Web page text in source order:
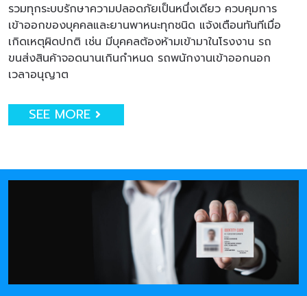
รวมทุกระบบรักษาความปลอดภัยเป็นหนึ่งเดียว ควบคุมการ
เข้าออกของบุคคลและยานพาหนะทุกชนิด แจ้งเตือนทันทีเมื่อ
เกิดเหตุผิดปกติ เช่น มีบุคคลต้องห้ามเข้ามาในโรงงาน รถ
ขนส่งสินค้าจอดนานเกินกำหนด รถพนักงานเข้าออกนอก
เวลาอนุญาต
SEE MORE